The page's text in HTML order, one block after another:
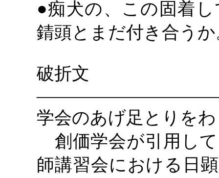
●痴犬の、この固着
錆頭とまだ付き合う
破折文
学会のあげ足とりを
創価学会が引用し
師講習会における日